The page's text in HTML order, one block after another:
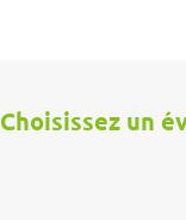
Choisissez un